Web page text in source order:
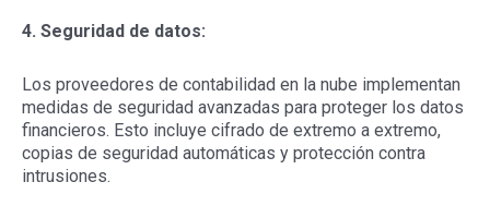
4. Seguridad de datos:
Los proveedores de contabilidad en la nube implementan
medidas de seguridad avanzadas para proteger los datos
financieros. Esto incluye cifrado de extremo a extremo,
copias de seguridad automáticas y protección contra
intrusiones.